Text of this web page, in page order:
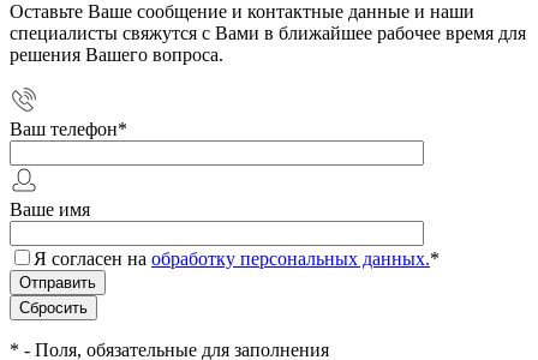
Оставьте Ваше сообщение и контактные данные и наши
специалисты свяжутся с Вами в ближайшее рабочее время для
решения Вашего вопроса.
Ваш телефон*
Ваше имя
Я согласен на обработку персональных данных.*
* - Поля, обязательные для заполнения